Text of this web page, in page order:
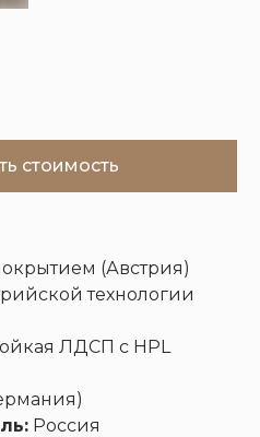
стоимость
(Австрия)
технологии
ЛДСП с HPL
Россия